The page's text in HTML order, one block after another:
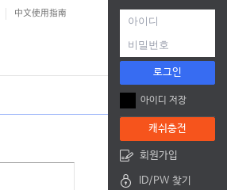
中文使用指南
로그인
아이디 저장
캐쉬충전
회원가입
ID/PW 찾기